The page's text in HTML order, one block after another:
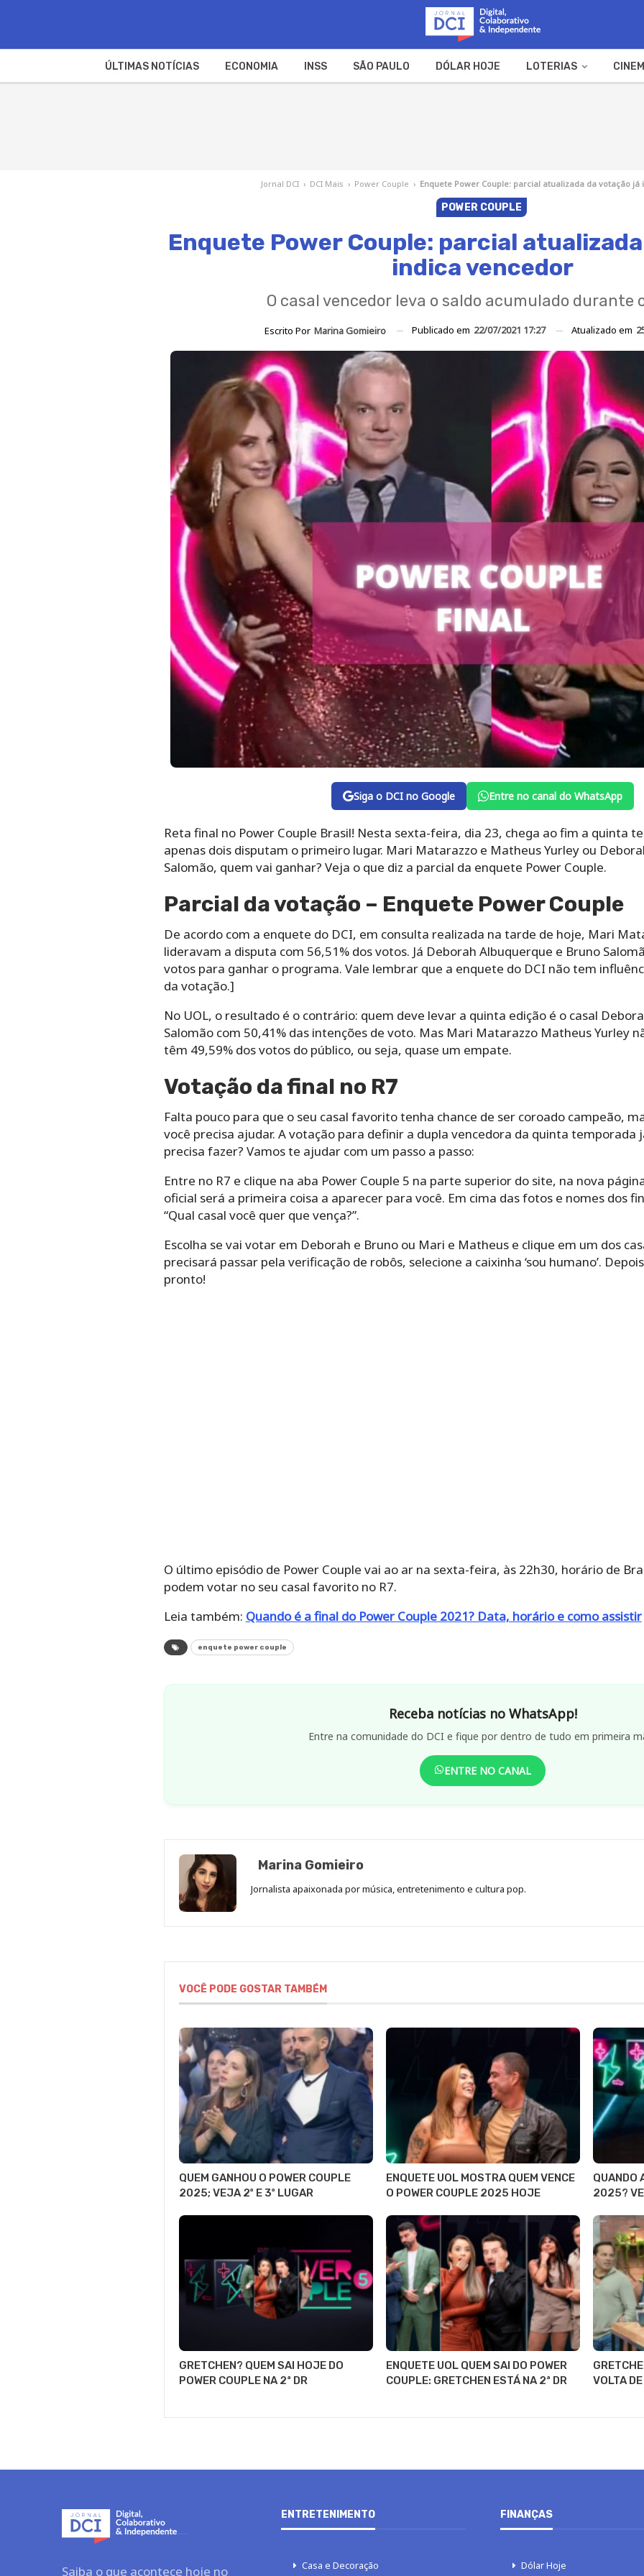
ÚLTIMAS NOTÍCIAS ECONOMIA INSS SÃO PAULO DÓLAR HOJE LOTERIAS
Jornal DCI › DCI Mais › Power Couple › Enquete Power Couple: parcial atualizada da votação já
POWER COUPLE
Enquete Power Couple: parcial
indica vencedor
O casal vencedor leva o saldo acumulado durante
Escrito Por Marina Gomieiro Publicado em 22/07/2021 17:27 Atualizado em
Siga o DCI no Google Entre no canal do WhatsApp
Reta final no Power Couple Brasil! Nesta sexta-feira, dia 23, chega ao fim a quinta
apenas dois disputam o primeiro lugar. Mari Matarazzo e Matheus Yurley ou
Salomão, quem vai ganhar? Veja o que diz a parcial da enquete Power Couple.
Parcial da votação – Enquete Power Couple
De acordo com a enquete do DCI, em consulta realizada na tarde de hoje, Mari
lideravam a disputa com 56,51% dos votos. Já Deborah Albuquerque e Bruno
votos para ganhar o programa. Vale lembrar que a enquete do DCI não tem
da votação.]
No UOL, o resultado é o contrário: quem deve levar a quinta edição é o casal
Salomão com 50,41% das intenções de voto. Mas Mari Matarazzo Matheus Yurley
têm 49,59% dos votos do público, ou seja, quase um empate.
Votação da final no R7
Falta pouco para que o seu casal favorito tenha chance de ser coroado campeão,
você precisa ajudar. A votação para definir a dupla vencedora da quinta temporada
precisa fazer? Vamos te ajudar com um passo a passo:
Entre no R7 e clique na aba Power Couple 5 na parte superior do site, na nova
oficial será a primeira coisa a aparecer para você. Em cima das fotos e nomes dos
“Qual casal você quer que vença?”.
Escolha se vai votar em Deborah e Bruno ou Mari e Matheus e clique em um dos
precisará passar pela verificação de robôs, selecione a caixinha ‘sou humano’.
pronto!
O último episódio de Power Couple vai ao ar na sexta-feira, às 22h30, horário de
podem votar no seu casal favorito no R7.
Leia também: Quando é a final do Power Couple 2021? Data, horário e como assistir
enquete power couple
Receba notícias no WhatsApp!
Entre na comunidade do DCI e fique por dentro de tudo em primeira
ENTRE NO CANAL
Marina Gomieiro
Jornalista apaixonada por música, entretenimento e cultura pop.
VOCÊ PODE GOSTAR TAMBÉM
QUEM GANHOU O POWER COUPLE
2025; VEJA 2º E 3º LUGAR
ENQUETE UOL MOSTRA QUEM VENCE
O POWER COUPLE 2025 HOJE
QUANDO
2025?
GRETCHEN? QUEM SAI HOJE DO
POWER COUPLE NA 2ª DR
ENQUETE UOL QUEM SAI DO POWER
COUPLE: GRETCHEN ESTÁ NA 2ª DR
VOLTA
Saiba o que acontece hoje no
ENTRETENIMENTO
Casa e Decoração
FINANÇAS
Dólar Hoje